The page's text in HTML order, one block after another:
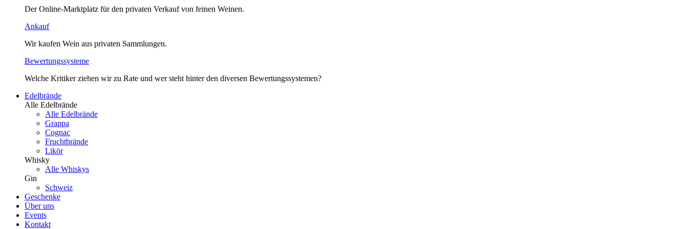
Der Online-Marktplatz für den privaten Verkauf von feinen Weinen.
Ankauf
Wir kaufen Wein aus privaten Sammlungen.
Bewertungssysteme
Welche Kritiker ziehen wir zu Rate und wer steht hinter den diversen Bewertungssystemen?
Edelbrände
Alle Edelbrände
Alle Edelbrände
Grappa
Cognac
Fruchtbrände
Likör
Whisky
Alle Whiskys
Gin
Schweiz
Geschenke
Über uns
Events
Kontakt